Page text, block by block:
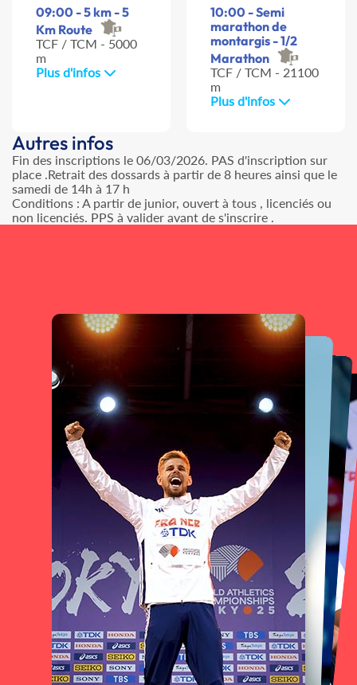
09:00 - 5 km - 5
Km Route
TCF / TCM - 5000
m
Plus d'infos
10:00 - Semi
marathon de
montargis - 1/2
Marathon
TCF / TCM - 21100
m
Plus d'infos
Autres infos
Fin des inscriptions le 06/03/2026. PAS d'inscription sur
place .Retrait des dossards à partir de 8 heures ainsi que le
samedi de 14h à 17 h
Conditions : A partir de junior, ouvert à tous , licenciés ou
non licenciés. PPS à valider avant de s'inscrire .